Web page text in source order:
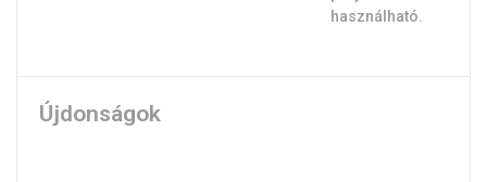
Újdonságok